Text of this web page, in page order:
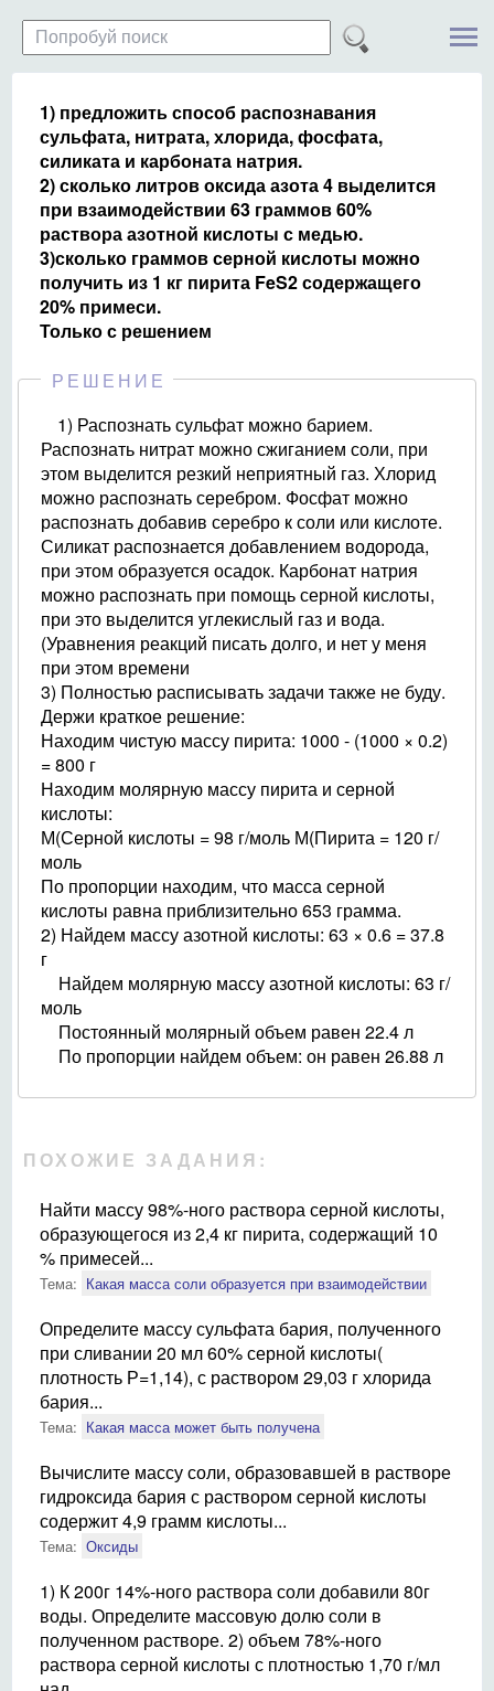
1) предложить способ распознавания
сульфата, нитрата, хлорида, фосфата,
силиката и карбоната натрия.
2) сколько литров оксида азота 4 выделится
при взаимодействии 63 граммов 60%
раствора азотной кислоты с медью.
3)сколько граммов серной кислоты можно
получить из 1 кг пирита FeS2 содержащего
20% примеси.
Только с решением
РЕШЕНИЕ
1) Распознать сульфат можно барием.
Распознать нитрат можно сжиганием соли, при
этом выделится резкий неприятный газ. Хлорид
можно распознать серебром. Фосфат можно
распознать добавив серебро к соли или кислоте.
Силикат распознается добавлением водорода,
при этом образуется осадок. Карбонат натрия
можно распознать при помощь серной кислоты,
при это выделится углекислый газ и вода.
(Уравнения реакций писать долго, и нет у меня
при этом времени
3) Полностью расписывать задачи также не буду.
Держи краткое решение:
Находим чистую массу пирита: 1000 - (1000 × 0.2)
= 800 г
Находим молярную массу пирита и серной
кислоты:
М(Серной кислоты = 98 г/моль М(Пирита = 120 г/
моль
По пропорции находим, что масса серной
кислоты равна приблизительно 653 грамма.
2) Найдем массу азотной кислоты: 63 × 0.6 = 37.8
г
Найдем молярную массу азотной кислоты: 63 г/
моль
Постоянный молярный объем равен 22.4 л
По пропорции найдем объем: он равен 26.88 л
ПОХОЖИЕ ЗАДАНИЯ:
Найти массу 98%-ного раствора серной кислоты,
образующегося из 2,4 кг пирита, содержащий 10
% примесей...
Тема: Какая масса соли образуется при взаимодействии
Определите массу сульфата бария, полученного
при сливании 20 мл 60% серной кислоты(
плотность Р=1,14), с раствором 29,03 г хлорида
бария...
Тема: Какая масса может быть получена
Вычислите массу соли, образовавшей в растворе
гидроксида бария с раствором серной кислоты
содержит 4,9 грамм кислоты...
Тема: Оксиды
1) К 200г 14%-ного раствора соли добавили 80г
воды. Определите массовую долю соли в
полученном растворе. 2) объем 78%-ного
раствора серной кислоты с плотностью 1,70 г/мл